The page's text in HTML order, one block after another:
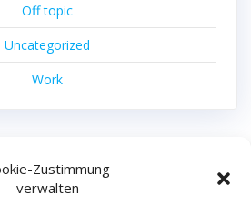
Zustimmung
verwalten
Off topic
Uncategorized
Work
filmproduktion